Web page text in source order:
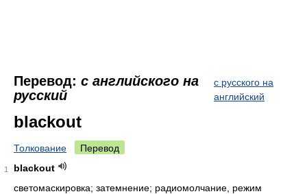
Перевод: с английского на
русский
с русского на
английский
blackout
Толкование Перевод
1
blackout
светомаскировка; затемнение; радиомолчание, режим